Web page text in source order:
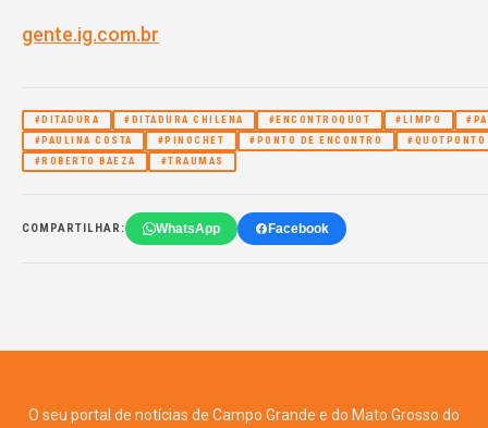
gente.ig.com.br
#DITADURA #DITADURA CHILENA #ENCONTROQUOT #LIMPO
#PAULINA COSTA
#PINOCHET #PONTO DE ENCONTRO
#QUOTPONTO
#ROBERTO BAEZA
#TRAUMAS
COMPARTILHAR: WhatsApp Facebook
O seu portal de notícias de Campo Grande e do Mato Grosso do